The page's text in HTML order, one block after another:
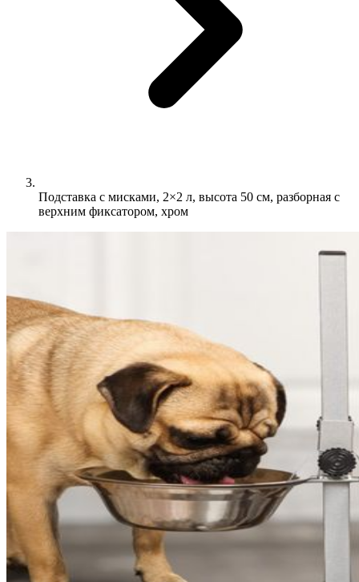
Подставка с мисками, 2×2 л, высота 50 см, разборная с
верхним фиксатором, хром